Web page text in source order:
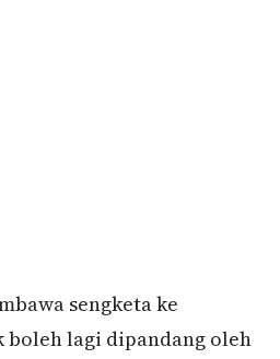
sengketa ke
boleh lagi dipandang oleh